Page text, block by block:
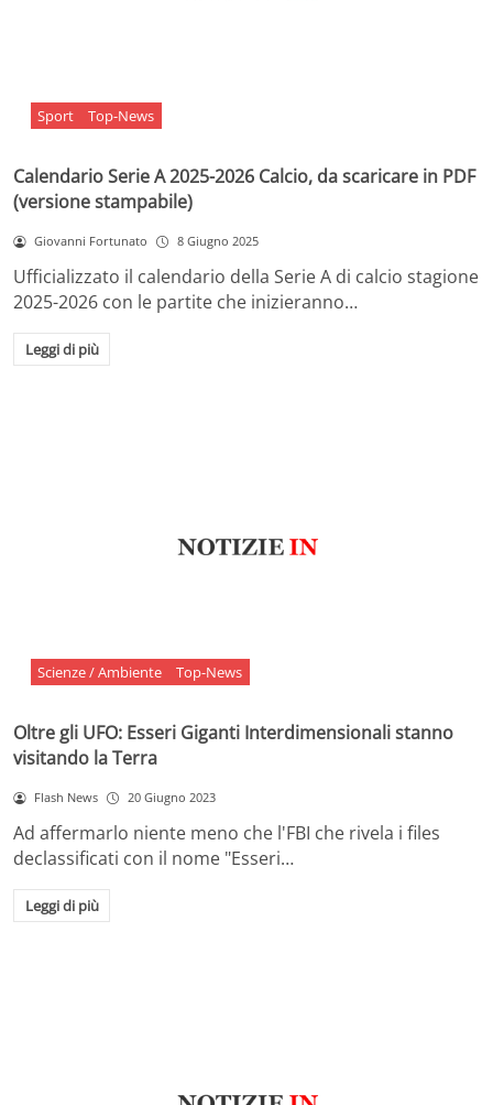
Sport Top-News
Calendario Serie A 2025-2026 Calcio, da scaricare in PDF
(versione stampabile)
Giovanni Fortunato 8 Giugno 2025
Ufficializzato il calendario della Serie A di calcio stagione
2025-2026 con le partite che inizieranno…
Leggi di più
Scienze / Ambiente Top-News
Oltre gli UFO: Esseri Giganti Interdimensionali stanno
visitando la Terra
Flash News 20 Giugno 2023
Ad affermarlo niente meno che l'FBI che rivela i files
declassificati con il nome "Esseri…
Leggi di più